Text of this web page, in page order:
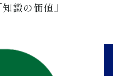
識の価値」